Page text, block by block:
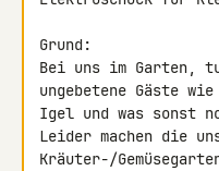
Grund:
Bei uns im Garten,
ungebetene Gäste
Igel und was sonst
Leider machen die
Kräuter-/